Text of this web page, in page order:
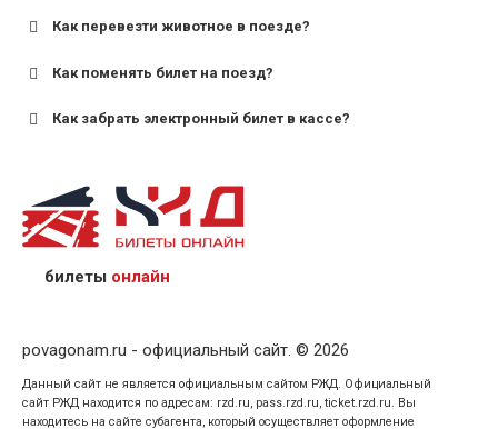
для пригородных поездов — от 7 лет.
Как перевезти животное в поезде?
Как поменять билет на поезд?
Как забрать электронный билет в кассе?
назвав кассиру 14-значный номер заказа;
предъявив удостоверение личности пассажира, на
кого оформлен билет.
билеты онлайн
povagonam.ru - официальный сайт. © 2026
Данный сайт не является официальным сайтом РЖД. Официальный
сайт РЖД находится по адресам: rzd.ru, pass.rzd.ru, ticket.rzd.ru. Вы
находитесь на сайте субагента, который осуществляет оформление